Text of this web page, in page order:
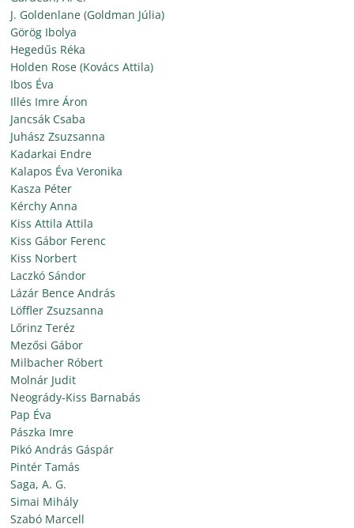
J. Goldenlane (Goldman Júlia)
Görög Ibolya
Hegedűs Réka
Holden Rose (Kovács Attila)
Ibos Éva
Illés Imre Áron
Jancsák Csaba
Juhász Zsuzsanna
Kadarkai Endre
Kalapos Éva Veronika
Kasza Péter
Kérchy Anna
Kiss Attila Attila
Kiss Gábor Ferenc
Kiss Norbert
Laczkó Sándor
Lázár Bence András
Löffler Zsuzsanna
Lőrinz Teréz
Mezősi Gábor
Milbacher Róbert
Molnár Judit
Neogrády-Kiss Barnabás
Pap Éva
Pászka Imre
Pikó András Gáspár
Pintér Tamás
Saga, A. G.
Simai Mihály
Szabó Marcell